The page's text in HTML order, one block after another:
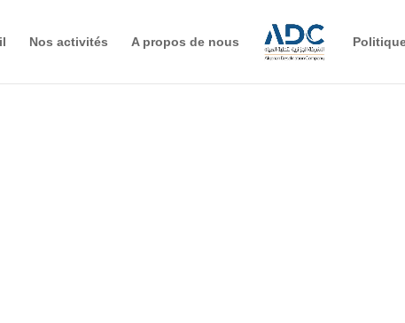
Nos activités A propos de nous